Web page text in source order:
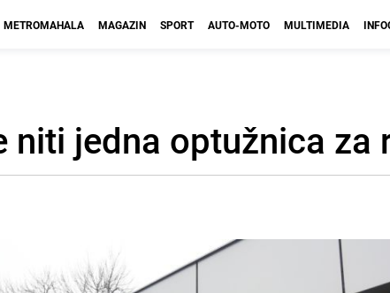
METROMAHALA MAGAZIN SPORT AUTO-MOTO MULTIMEDIA
niti jedna optužnica za